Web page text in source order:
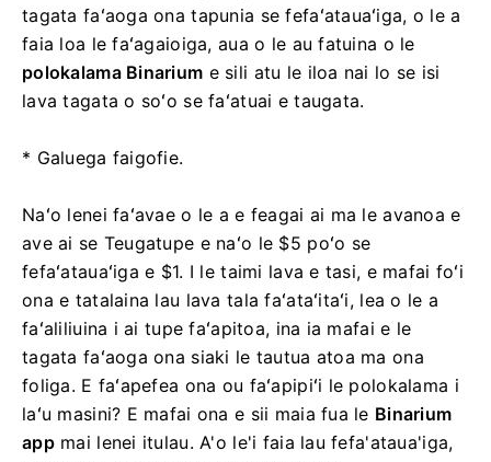
tagata faʻaoga ona tapunia se fefaʻatauaʻiga, o le a
faia loa le faʻagaioiga, aua o le au fatuina o le
polokalama Binarium e sili atu le iloa nai lo se isi
lava tagata o soʻo se faʻatuai e taugata.
* Galuega faigofie.
Naʻo lenei faʻavae o le a e feagai ai ma le avanoa e
ave ai se Teugatupe e naʻo le $5 poʻo se
fefaʻatauaʻiga e $1. I le taimi lava e tasi, e mafai foʻi
ona e tatalaina lau lava tala faʻataʻitaʻi, lea o le a
faʻaliliuina i ai tupe faʻapitoa, ina ia mafai e le
tagata faʻaoga ona siaki le tautua atoa ma ona
foliga. E faʻapefea ona ou faʻapipiʻi le polokalama i
laʻu masini? E mafai ona e sii maia fua le Binarium
appmai lenei itulau. A'o le'i faia lau fefa'ataua'iga,